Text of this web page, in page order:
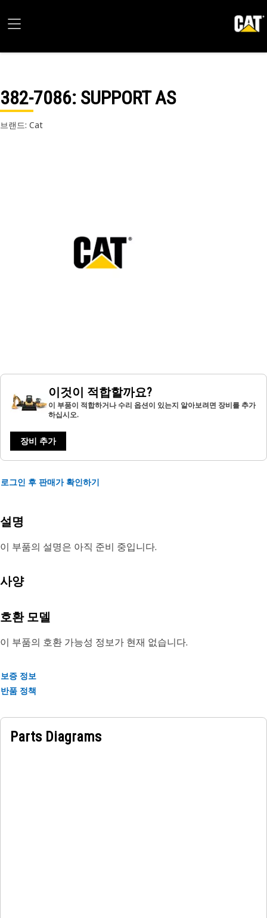
382-7086: SUPPORT AS
브랜드: Cat
이것이 적합할까요?
이 부품이 적합하거나 수리 옵션이 있는지 알아보려면 장비를 추가
하십시오.
장비 추가
로그인 후 판매가 확인하기
설명
이 부품의 설명은 아직 준비 중입니다.
사양
호환 모델
이 부품의 호환 가능성 정보가 현재 없습니다.
보증 정보
반품 정책
Parts Diagrams